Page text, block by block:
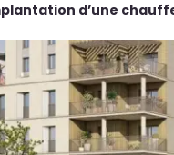
d’une